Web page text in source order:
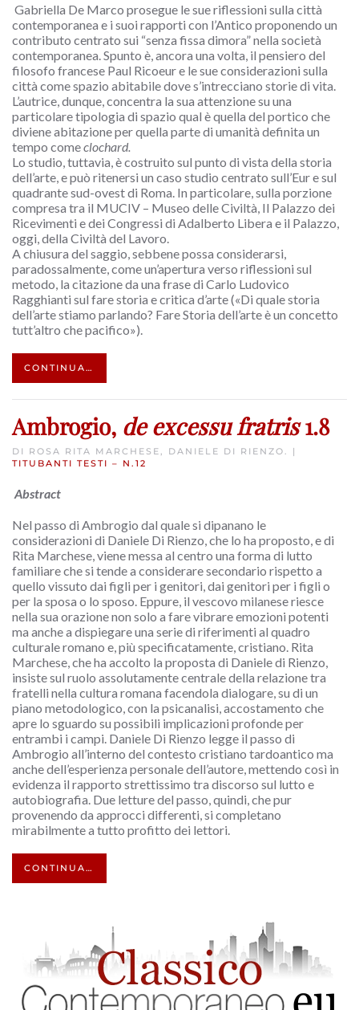
Gabriella De Marco prosegue le sue riflessioni sulla città
contemporanea e i suoi rapporti con l’Antico proponendo un
contributo centrato sui “senza fissa dimora” nella società
contemporanea. Spunto è, ancora una volta, il pensiero del
filosofo francese Paul Ricoeur e le sue considerazioni sulla
città come spazio abitabile dove s’intrecciano storie di vita.
L’autrice, dunque, concentra la sua attenzione su una
particolare tipologia di spazio qual è quella del portico che
diviene abitazione per quella parte di umanità definita un
tempo comeclochard.
Lo studio, tuttavia, è costruito sul punto di vista della storia
dell’arte, e può ritenersi un caso studio centrato sull’Eur e sul
quadrante sud-ovest di Roma. In particolare, sulla porzione
compresa tra il MUCIV – Museo delle Civiltà, Il Palazzo dei
Ricevimenti e dei Congressi di Adalberto Libera e il Palazzo,
oggi, della Civiltà del Lavoro.
A chiusura del saggio, sebbene possa considerarsi,
paradossalmente, come un’apertura verso riflessioni sul
metodo, la citazione da una frase di Carlo Ludovico
Ragghianti sul fare storia e critica d’arte («Di quale storia
dell’arte stiamo parlando? Fare Storia dell’arte è un concetto
tutt’altro che pacifico»).
CONTINUA…
Ambrogio, de excessu fratris1.8
DI ROSA RITA MARCHESE, DANIELE DI RIENZO. |
TITUBANTI TESTI – N.12
Abstract
Nel passo di Ambrogio dal quale si dipanano le
considerazioni di Daniele Di Rienzo, che lo ha proposto, e di
Rita Marchese, viene messa al centro una forma di lutto
familiare che si tende a considerare secondario rispetto a
quello vissuto dai figli per i genitori, dai genitori per i figli o
per la sposa o lo sposo. Eppure, il vescovo milanese riesce
nella sua orazione non solo a fare vibrare emozioni potenti
ma anche a dispiegare una serie di riferimenti al quadro
culturale romano e, più specificatamente, cristiano. Rita
Marchese, che ha accolto la proposta di Daniele di Rienzo,
insiste sul ruolo assolutamente centrale della relazione tra
fratelli nella cultura romana facendola dialogare, su di un
piano metodologico, con la psicanalisi, accostamento che
apre lo sguardo su possibili implicazioni profonde per
entrambi i campi. Daniele Di Rienzo legge il passo di
Ambrogio all’interno del contesto cristiano tardoantico ma
anche dell’esperienza personale dell’autore, mettendo così in
evidenza il rapporto strettissimo tra discorso sul lutto e
autobiografia. Due letture del passo, quindi, che pur
provenendo da approcci differenti, si completano
mirabilmente a tutto profitto dei lettori.
CONTINUA…